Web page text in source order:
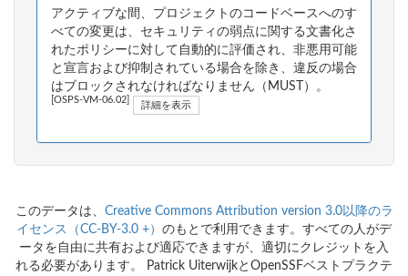
アクティブな間、プロジェクトのコードベースへのす
べての変更は、セキュリティの弱点に関する文書化さ
れたポリシーに対して自動的に評価され、非悪用可能
と宣言および抑制されている場合を除き、違反の場合
はブロックされなければなりません（MUST）。
[OSPS-VM-06.02] 詳細を表示
このデータは、 Creative Commons Attribution version 3.0以降のラ
イセンス（CC-BY-3.0 +） のもとで利用できます。すべての人がデ
ータを自由に共有および適応できますが、適切にクレジットを入
れる必要があります。 Patrick UiterwijkとOpenSSFベストプラクテ